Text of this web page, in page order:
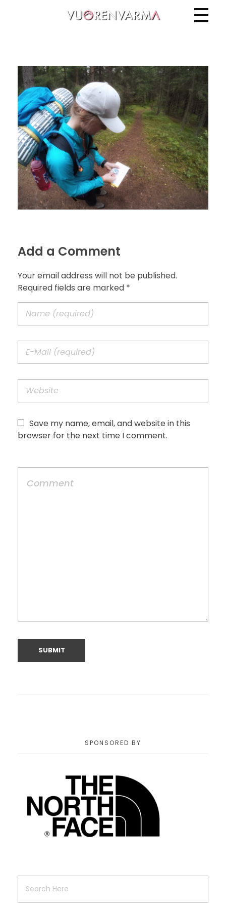
Add a Comment
Your email address will not be published.
Required fields are marked *
Save my name, email, and website in this
browser for the next time I comment.
SPONSORED BY